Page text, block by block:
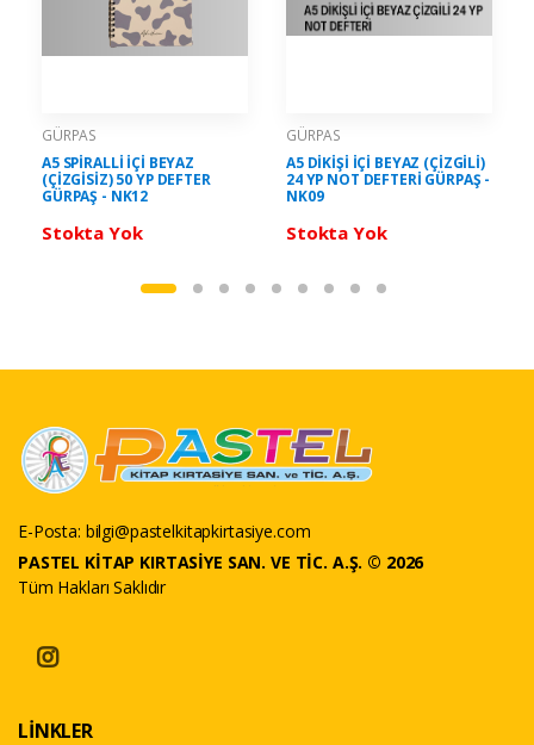
GÜRPAS
A5 SPİRALLİ İÇİ BEYAZ
(ÇİZGİSİZ) 50 YP DEFTER
GÜRPAŞ - NK12
Stokta Yok
GÜRPAS
A5 DİKİŞİ İÇİ BEYAZ (ÇİZGİLİ)
24 YP NOT DEFTERİ GÜRPAŞ -
NK09
Stokta Yok
E-Posta: bilgi@pastelkitapkirtasiye.com
PASTEL KİTAP KIRTASİYE SAN. VE TİC. A.Ş. © 2026
Tüm Hakları Saklıdır
LİNKLER